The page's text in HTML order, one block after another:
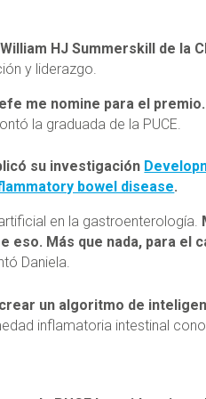
HJ Summerskill de la
y liderazgo.
me nomine para el premio.
la graduada de la PUCE.
su investigación
bowel disease.
en la gastroenterología.
eso. Más que nada, para el
Daniela.
un algoritmo de
inflamatoria intestinal